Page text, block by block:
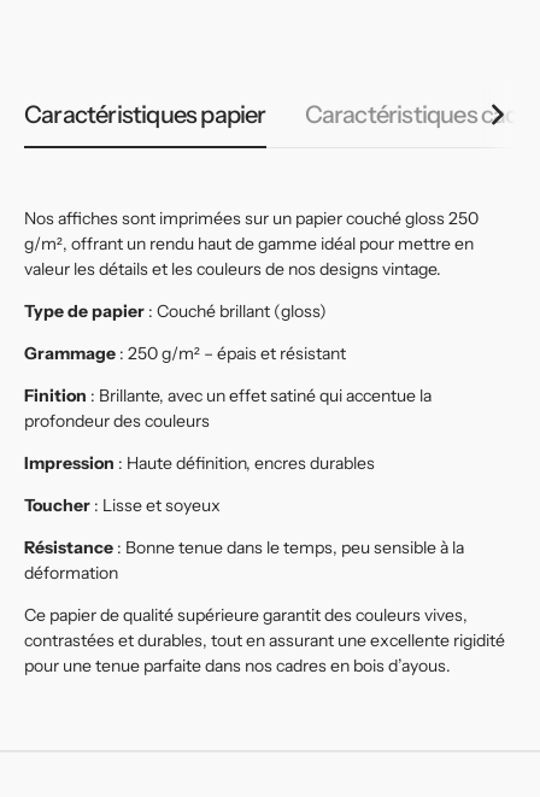
Caractéristiques papier Caractéristiques cadre
Nos affiches sont imprimées sur un papier couché gloss 250
g/m², offrant un rendu haut de gamme idéal pour mettre en
valeur les détails et les couleurs de nos designs vintage.
Type de papier : Couché brillant (gloss)
Grammage : 250 g/m² – épais et résistant
Finition : Brillante, avec un effet satiné qui accentue la
profondeur des couleurs
Impression : Haute définition, encres durables
Toucher : Lisse et soyeux
Résistance : Bonne tenue dans le temps, peu sensible à la
déformation
Ce papier de qualité supérieure garantit des couleurs vives,
contrastées et durables, tout en assurant une excellente rigidité
pour une tenue parfaite dans nos cadres en bois d’ayous.